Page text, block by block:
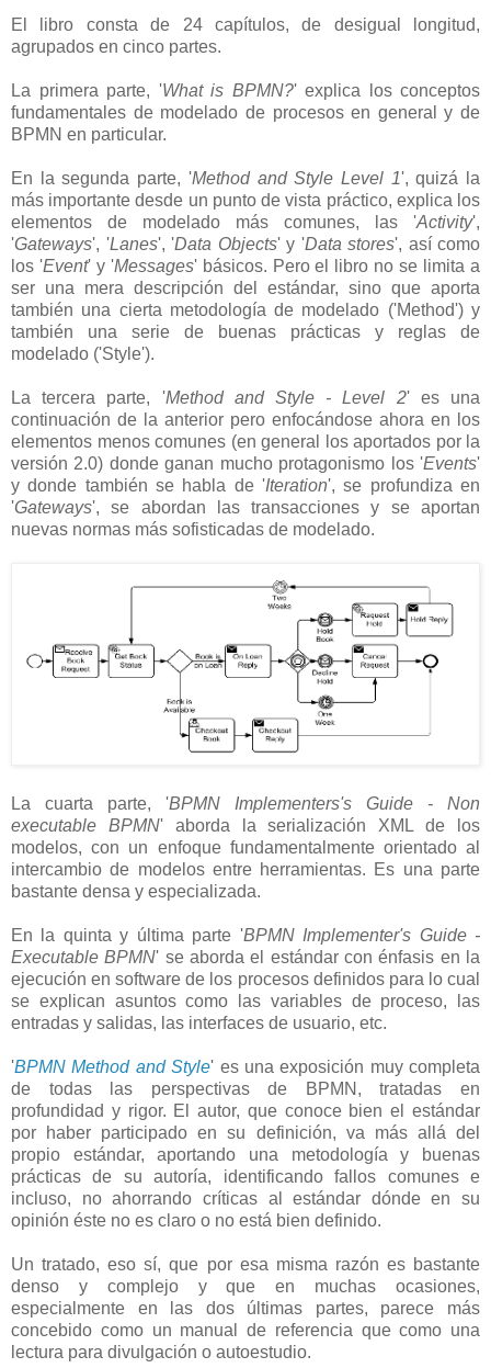
El libro consta de 24 capítulos, de desigual longitud,
agrupados en cinco partes.
La primera parte, 'What is BPMN?' explica los conceptos
fundamentales de modelado de procesos en general y de
BPMN en particular.
En la segunda parte, 'Method and Style Level 1', quizá la
más importante desde un punto de vista práctico, explica los
elementos de modelado más comunes, las 'Activity',
'Gateways', 'Lanes', 'Data Objects' y 'Data stores', así como
los 'Event' y 'Messages' básicos. Pero el libro no se limita a
ser una mera descripción del estándar, sino que aporta
también una cierta metodología de modelado ('Method') y
también una serie de buenas prácticas y reglas de
modelado ('Style').
La tercera parte, 'Method and Style - Level 2' es una
continuación de la anterior pero enfocándose ahora en los
elementos menos comunes (en general los aportados por la
versión 2.0) donde ganan mucho protagonismo los 'Events'
y donde también se habla de 'Iteration', se profundiza en
'Gateways', se abordan las transacciones y se aportan
nuevas normas más sofisticadas de modelado.
La cuarta parte, 'BPMN Implementers's Guide - Non
executable BPMN' aborda la serialización XML de los
modelos, con un enfoque fundamentalmente orientado al
intercambio de modelos entre herramientas. Es una parte
bastante densa y especializada.
En la quinta y última parte 'BPMN Implementer's Guide -
Executable BPMN' se aborda el estándar con énfasis en la
ejecución en software de los procesos definidos para lo cual
se explican asuntos como las variables de proceso, las
entradas y salidas, las interfaces de usuario, etc.
'BPMN Method and Style' es una exposición muy completa
de todas las perspectivas de BPMN, tratadas en
profundidad y rigor. El autor, que conoce bien el estándar
por haber participado en su definición, va más allá del
propio estándar, aportando una metodología y buenas
prácticas de su autoría, identificando fallos comunes e
incluso, no ahorrando críticas al estándar dónde en su
opinión éste no es claro o no está bien definido.
Un tratado, eso sí, que por esa misma razón es bastante
denso y complejo y que en muchas ocasiones,
especialmente en las dos últimas partes, parece más
concebido como un manual de referencia que como una
lectura para divulgación o autoestudio.